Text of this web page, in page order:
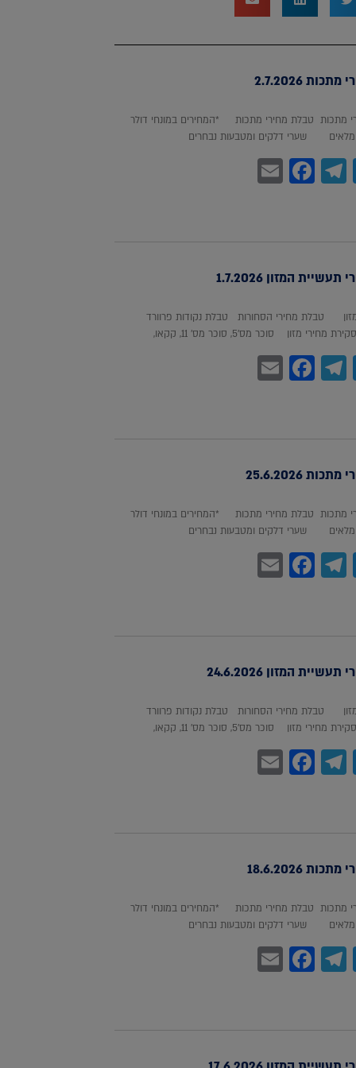
2.7.2026
מתכות טבלת מחירי מתכות *המחירים במונחי דולר
שערי דלקים ומטבעות נבחרים
Twitter
Telegram
Facebook
Email
המזון 1.7.2026
טבלת מחירי הסחורות טבלת נקודות פרוורד
מזון סוכר מס'5, סוכר מס' 11, קקאו,
Twitter
Telegram
Facebook
Email
25.6.2026
מתכות טבלת מחירי מתכות *המחירים במונחי דולר
שערי דלקים ומטבעות נבחרים
Twitter
Telegram
Facebook
Email
המזון 24.6.2026
טבלת מחירי הסחורות טבלת נקודות פרוורד
מזון סוכר מס'5, סוכר מס' 11, קקאו,
Twitter
Telegram
Facebook
Email
18.6.2026
מתכות טבלת מחירי מתכות *המחירים במונחי דולר
שערי דלקים ומטבעות נבחרים
Twitter
Telegram
Facebook
Email